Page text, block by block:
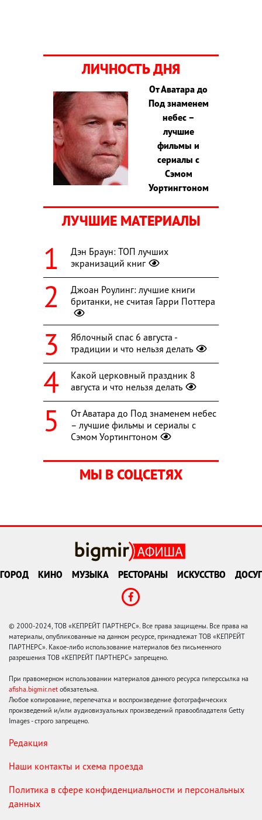
ЛИЧНОСТЬ ДНЯ
От Аватара до
Под знаменем
небес –
лучшие
фильмы и
сериалы с
Сэмом
Уортингтоном
ЛУЧШИЕ МАТЕРИАЛЫ
Дэн Браун: ТОП лучших
экранизаций книг
Джоан Роулинг: лучшие книги
британки, не считая Гарри Поттера
Яблочный спас 6 августа -
традиции и что нельзя делать
Какой церковный праздник 8
августа и что нельзя делать
От Аватара до Под знаменем небес
– лучшие фильмы и сериалы с
Сэмом Уортингтоном
МЫ В СОЦСЕТЯХ
ГОРОД КИНО МУЗЫКА РЕСТОРАНЫ ИСКУССТВО ДОСУГ
© 2000-2024, ТОВ «КЕПРЕЙТ ПАРТНЕРС». Все права защищены. Все права на
материалы, опубликованные на данном ресурсе, принадлежат ТОВ «КЕПРЕЙТ
ПАРТНЕРС». Какое-либо использование материалов без письменного
разрешения ТОВ «КЕПРЕЙТ ПАРТНЕРС» запрещено.
При правомерном использовании материалов данного ресурса гиперссылка на
afisha.bigmir.net обязательна.
Любое копирование, перепечатка и воспроизведение фотографических
произведений и/или аудиовизуальных произведений правообладателя Getty
Images - строго запрещено.
Редакция
Наши контакты и схема проезда
Политика в сфере конфиденциальности и персональных
данных